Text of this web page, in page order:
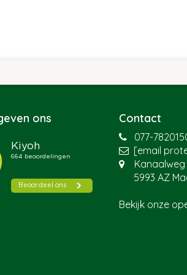
ons Contact
077-
[email
Kanaalweg
5993 AZ
Bekijk onze